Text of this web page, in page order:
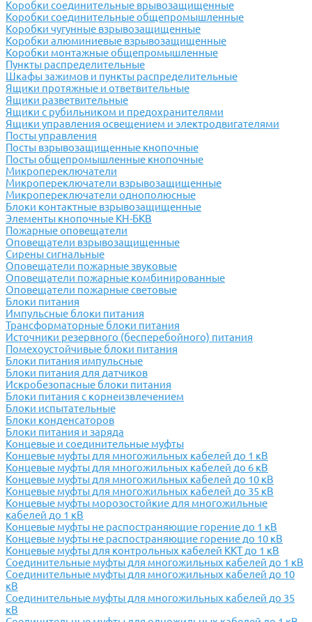
Коробки соединительные врывозащищенные
Коробки соединительные общепромышленные
Коробки чугунные взрывозащищенные
Коробки алюминиевые взрывозащищенные
Коробки монтажные общепромышленные
Пункты распределительные
Шкафы зажимов и пункты распределительные
Ящики протяжные и ответвительные
Ящики разветвительные
Ящики с рубильником и предохранителями
Ящики управления освещением и электродвигателями
Посты управления
Посты взрывозащищенные кнопочные
Посты общепромышленные кнопочные
Микропереключатели
Микропереключатели взрывозащищенные
Микропереключатели однополюсные
Блоки контактные взрывозащищенные
Элементы кнопочные КН-БКВ
Пожарные оповещатели
Оповещатели взрывозащищенные
Сирены сигнальные
Оповещатели пожарные звуковые
Оповещатели пожарные комбинированные
Оповещатели пожарные световые
Блоки питания
Импульсные блоки питания
Трансформаторные блоки питания
Источники резервного (бесперебойного) питания
Помехоустойчивые блоки питания
Блоки питания импульсные
Блоки питания для датчиков
Искробезопасные блоки питания
Блоки питания с корнеизвлечением
Блоки испытательные
Блоки конденсаторов
Блоки питания и заряда
Концевые и соединительные муфты
Концевые муфты для многожильных кабелей до 1 кВ
Концевые муфты для многожильных кабелей до 6 кВ
Концевые муфты для многожильных кабелей до 10 кВ
Концевые муфты для многожильных кабелей до 35 кВ
Концевые муфты морозостойкие для многожильные
кабелей до 1 кВ
Концевые муфты не распостраняющие горение до 1 кВ
Концевые муфты не распостраняющие горение до 10 кВ
Концевые муфты для контрольных кабелей ККТ до 1 кВ
Соединительные муфты для многожильных кабелей до 1 кВ
Соединительные муфты для многожильных кабелей до 10
кВ
Соединительные муфты для многожильных кабелей до 35
кВ